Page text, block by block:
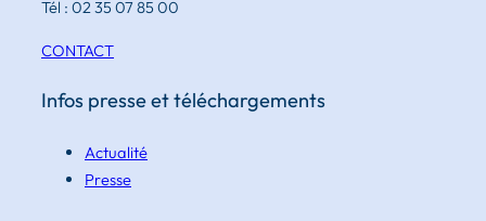
Tél : 02 35 07 85 00
CONTACT
Infos presse et téléchargements
Actualité
Presse